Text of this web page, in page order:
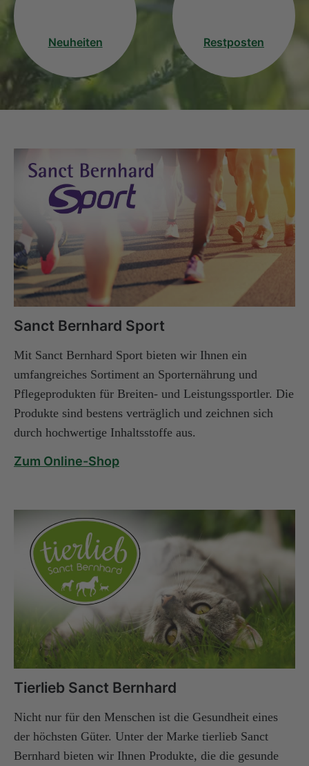
Neuheiten Restposten
Sanct Bernhard Sport
Mit Sanct Bernhard Sport bieten wir Ihnen ein
umfangreiches Sortiment an Sporternährung und
Pflegeprodukten für Breiten- und Leistungssportler. Die
Produkte sind bestens verträglich und zeichnen sich
durch hochwertige Inhaltsstoffe aus.
Zum Online-Shop
Tierlieb Sanct Bernhard
Nicht nur für den Menschen ist die Gesundheit eines
der höchsten Güter. Unter der Marke tierlieb Sanct
Bernhard bieten wir Ihnen Produkte, die die gesunde